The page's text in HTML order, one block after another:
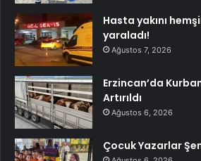
Hasta yakını
yaraladı!
Ağustos 7, 2026
Erzincan’da
Artırıldı
Ağustos 6, 2026
Çocuk Yazarlar